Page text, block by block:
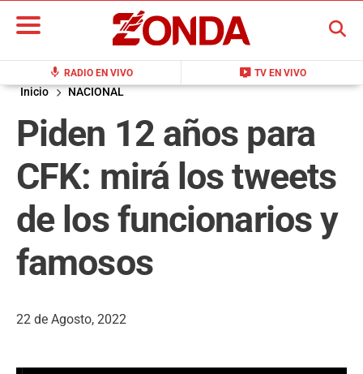
mic RADIO EN VIVO live_tv TV EN VIVO
BUSCAR
Inicio NACIONAL
Piden 12 años para
CFK: mirá los tweets
de los funcionarios y
famosos
22 de Agosto, 2022